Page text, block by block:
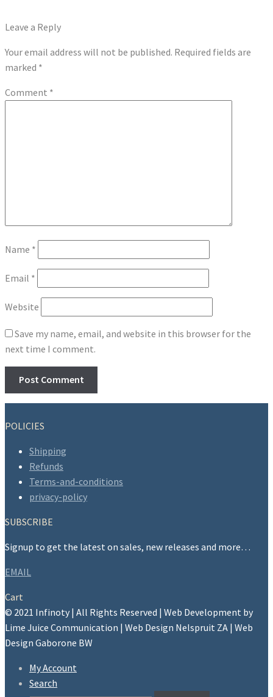
Leave a Reply
Your email address will not be published. Required fields are
marked *
Comment *
Name *
Email *
Website
Save my name, email, and website in this browser for the
next time I comment.
POLICIES
Shipping
Refunds
Terms-and-conditions
privacy-policy
SUBSCRIBE
Signup to get the latest on sales, new releases and more…
EMAIL
Cart
© 2021 Infinoty | All Rights Reserved | Web Development by
Lime Juice Communication | Web Design Nelspruit ZA | Web
Design Gaborone BW
My Account
Search